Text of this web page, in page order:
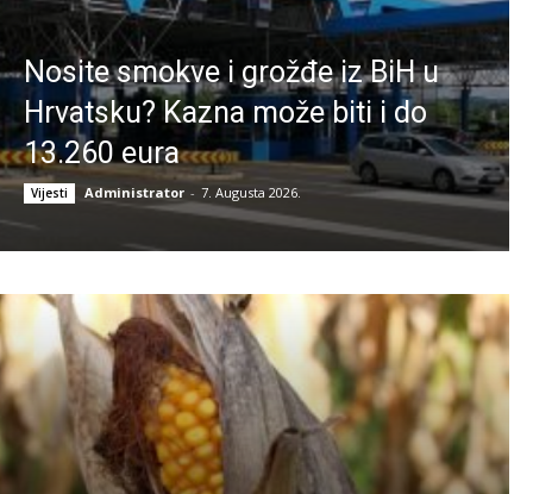
Nosite smokve i grožđe iz BiH u
Hrvatsku? Kazna može biti i do
13.260 eura
Vijesti Administrator - 7. Augusta 2026.